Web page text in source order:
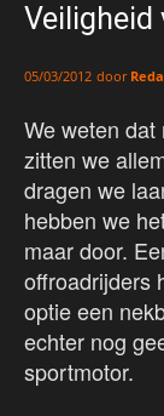
Veiligheid
05/03/2012 door
We weten
zitten we
dragen we
hebben we
maar door.
offroadrijders
optie een
echter nog
sportmotor.